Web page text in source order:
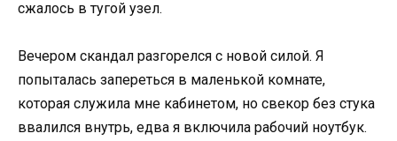
сжалось в тугой узел.
Вечером скандал разгорелся с новой силой. Я
попыталась запереться в маленькой комнате,
которая служила мне кабинетом, но свекор без стука
ввалился внутрь, едва я включила рабочий ноутбук.